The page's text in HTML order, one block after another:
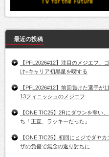
最近の投稿
【PFL2026#12】注目のメジエフ、
け=キャリア初黒星を喫する
【PFL2026#12】前回負けた選手が
13フィニッシュのメジエフ
【ONE TIC25】2Rにダウンを奪い
ち「正直、ラッキーだった」
【ONE TIC25】初回にヒジでダヤ
ザの負傷で無念の返り討ちに